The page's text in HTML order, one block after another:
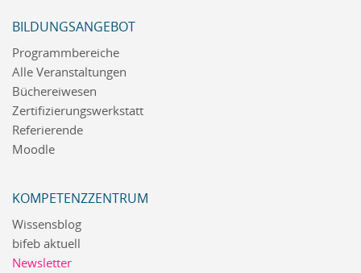
BILDUNGSANGEBOT
Programmbereiche
Alle Veranstaltungen
Büchereiwesen
Zertifizierungswerkstatt
Referierende
Moodle
KOMPETENZZENTRUM
Wissensblog
bifeb aktuell
Newsletter